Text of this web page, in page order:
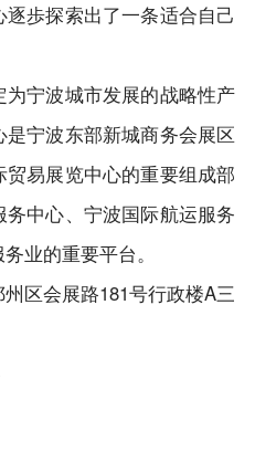
歩探索出了一条适合自己
宁波城市发展的战略性产
宁波东部新城商务会展区
易展览中心的重要组成部
中心、宁波国际航运服务
业的重要平台。
区会展路181号行政楼A三